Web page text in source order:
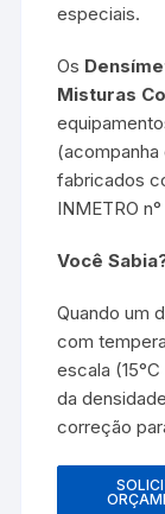
especiais.
Os
Misturas
fabricados
INMETRO
Você
Quando um
com
escala
da
correção